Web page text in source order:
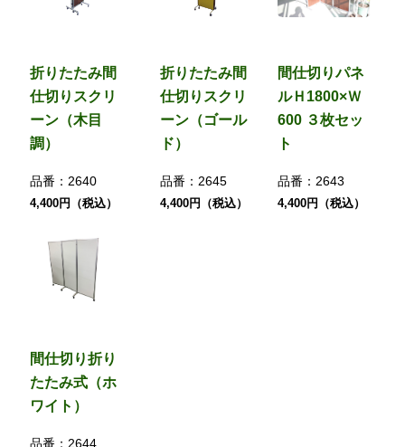
折りたたみ間
仕切りスクリ
ーン（木目
調）
品番： 2640
4,400円（税込）
折りたたみ間
仕切りスクリ
ーン（ゴール
ド）
品番：2645
4,400円（税込）
間仕切りパネ
ルＨ1800×Ｗ
600 ３枚セッ
ト
品番：2643
4,400円（税込）
間仕切り折り
たたみ式（ホ
ワイト）
品番： 2644